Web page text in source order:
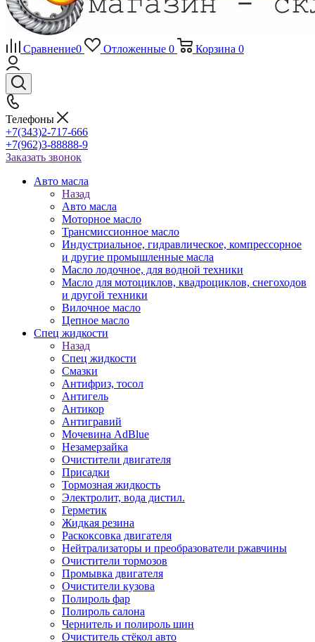
Сравнение0 Отложенные 0 Корзина 0
Телефоны
+7(343)2-717-666
+7(962)3-88888-9
Заказать звонок
Авто масла
Назад
Авто масла
Моторное масло
Трансмиссионное масло
Индустриальное, гидравлическое, компрессорное
и другие промышленные масла
Масло лодочное, для водной техники
Масло для мотоциклов, квадроциклов, снегоходов
и другой техники
Вилочное масло
Цепное масло
Спец жидкости
Назад
Спец жидкости
Смазки
Антифриз, тосол
Антигель
Антикор
Антигравий
Мочевина AdBlue
Незамерзайка
Очистители двигателя
Присадки
Тормозная жидкость
Электролит, вода дистил.
Герметик
Жидкая резина
Раскоксовка двигателя
Нейтрализаторы и преобразователи ржавчины
Очистители тормозов
Промывка двигателя
Очистители кузова
Полироль фар
Полироль салона
Чернитель и полироль шин
Очиститель стёкол авто